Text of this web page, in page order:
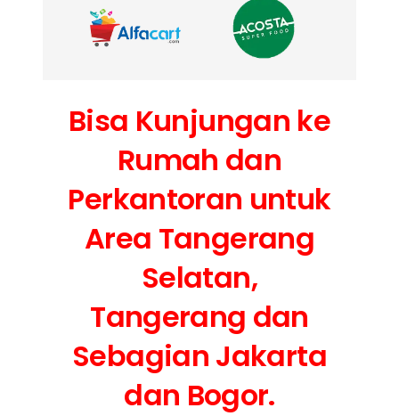
Bisa Kunjungan ke
Rumah dan
Perkantoran untuk
Area Tangerang
Selatan,
Tangerang dan
Sebagian Jakarta
dan Bogor.